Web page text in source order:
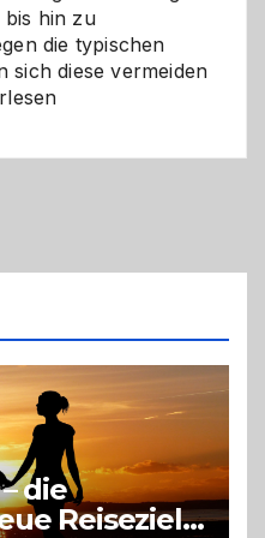
bis hin zu
die typischen
sich diese vermeiden
die
Reiseziele